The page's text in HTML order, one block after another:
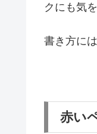
クにも気
書き方に
赤い